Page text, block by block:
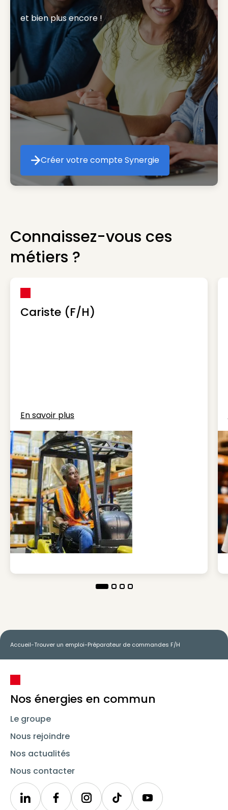
et bien plus encore !
Créer votre compte Synergie
Créer votre compte Synergie
Connaissez-vous ces
métiers ?
Cariste (F/H)
En savoir plus
Accueil-Trouver un emploi-Préparateur de commandes F/H
Nos énergies en commun
Le groupe
Nous rejoindre
Nos actualités
Nous contacter
LinkedinSynergieInstagramTikTok Youtube